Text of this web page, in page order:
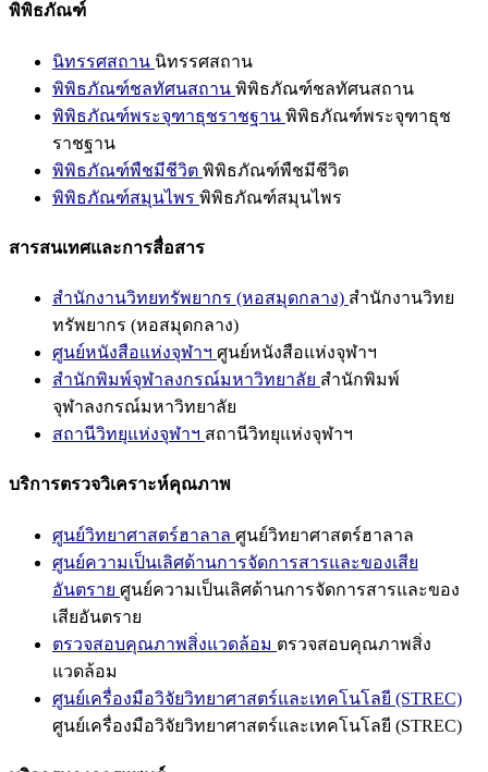
พิพิธภัณฑ์
นิทรรศสถาน นิทรรศสถาน
พิพิธภัณฑ์ชลทัศนสถาน พิพิธภัณฑ์ชลทัศนสถาน
พิพิธภัณฑ์พระจุฑาธุชราชฐาน พิพิธภัณฑ์พระจุฑาธุช
ราชฐาน
พิพิธภัณฑ์พืชมีชีวิต พิพิธภัณฑ์พืชมีชีวิต
พิพิธภัณฑ์สมุนไพร พิพิธภัณฑ์สมุนไพร
สารสนเทศและการสื่อสาร
สำนักงานวิทยทรัพยากร (หอสมุดกลาง) สำนักงานวิทย
ทรัพยากร (หอสมุดกลาง)
ศูนย์หนังสือแห่งจุฬาฯ ศูนย์หนังสือแห่งจุฬาฯ
สำนักพิมพ์จุฬาลงกรณ์มหาวิทยาลัย สำนักพิมพ์
จุฬาลงกรณ์มหาวิทยาลัย
สถานีวิทยุแห่งจุฬาฯ สถานีวิทยุแห่งจุฬาฯ
บริการตรวจวิเคราะห์คุณภาพ
ศูนย์วิทยาศาสตร์ฮาลาล ศูนย์วิทยาศาสตร์ฮาลาล
ศูนย์ความเป็นเลิศด้านการจัดการสารและของเสีย
อันตราย ศูนย์ความเป็นเลิศด้านการจัดการสารและของ
เสียอันตราย
ตรวจสอบคุณภาพสิ่งแวดล้อม ตรวจสอบคุณภาพสิ่ง
แวดล้อม
ศูนย์เครื่องมือวิจัยวิทยาศาสตร์และเทคโนโลยี (STREC)
ศูนย์เครื่องมือวิจัยวิทยาศาสตร์และเทคโนโลยี (STREC)